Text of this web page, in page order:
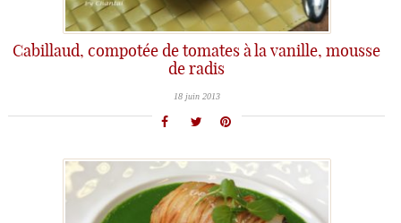
Cabillaud, compotée de tomates à la vanille, mousse
de radis
18 juin 2013